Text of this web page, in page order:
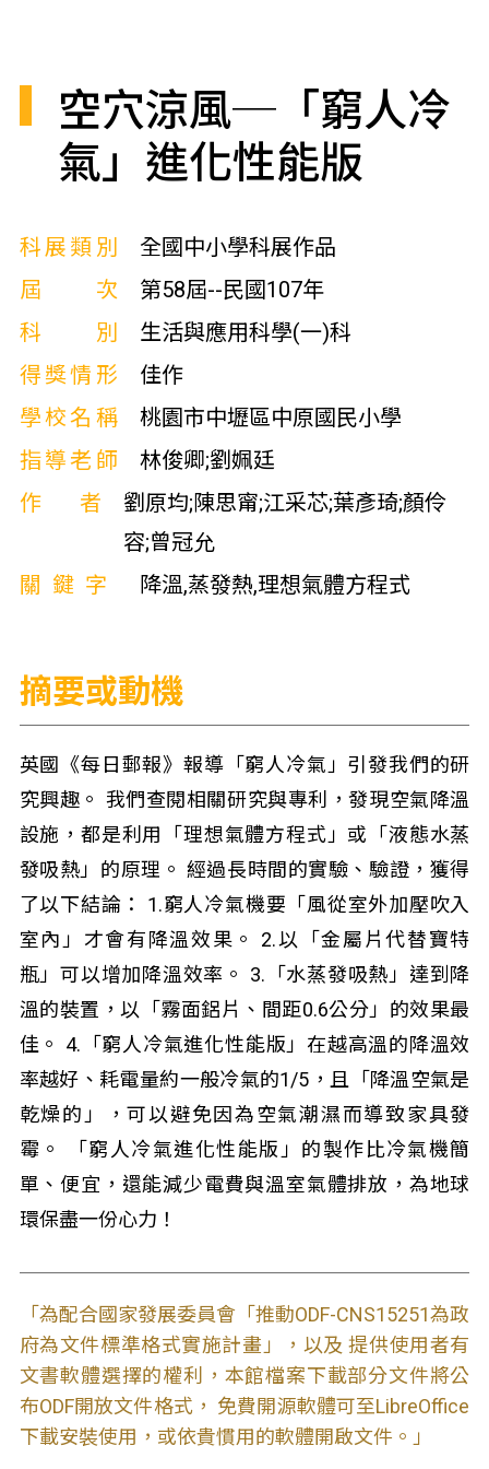
空穴涼風─「窮人冷
氣」進化性能版
科展類別
全國中小學科展作品
屆次
第58屆--民國107年
科別
生活與應用科學(一)科
得獎情形
佳作
學校名稱
桃園市中壢區中原國民小學
指導老師
林俊卿;劉姵廷
作者
劉原均;陳思甯;江采芯;葉彥琦;顏伶
容;曾冠允
關鍵字
降溫,蒸發熱,理想氣體方程式
摘要或動機
英國《每日郵報》報導「窮人冷氣」引發我們的研
究興趣。 我們查閱相關研究與專利，發現空氣降溫
設施，都是利用「理想氣體方程式」或「液態水蒸
發吸熱」的原理。 經過長時間的實驗、驗證，獲得
了以下結論： 1.窮人冷氣機要「風從室外加壓吹入
室內」才會有降溫效果。 2.以「金屬片代替寶特
瓶」可以增加降溫效率。 3.「水蒸發吸熱」達到降
溫的裝置，以「霧面鋁片、間距0.6公分」的效果最
佳。 4.「窮人冷氣進化性能版」在越高溫的降溫效
率越好、耗電量約一般冷氣的1/5，且「降溫空氣是
乾燥的」，可以避免因為空氣潮濕而導致家具發
霉。 「窮人冷氣進化性能版」的製作比冷氣機簡
單、便宜，還能減少電費與溫室氣體排放，為地球
環保盡一份心力！
「為配合國家發展委員會「推動ODF-CNS15251為政
府為文件標準格式實施計畫」，以及 提供使用者有
文書軟體選擇的權利，本館檔案下載部分文件將公
布ODF開放文件格式， 免費開源軟體可至LibreOffice
下載安裝使用，或依貴慣用的軟體開啟文件。」